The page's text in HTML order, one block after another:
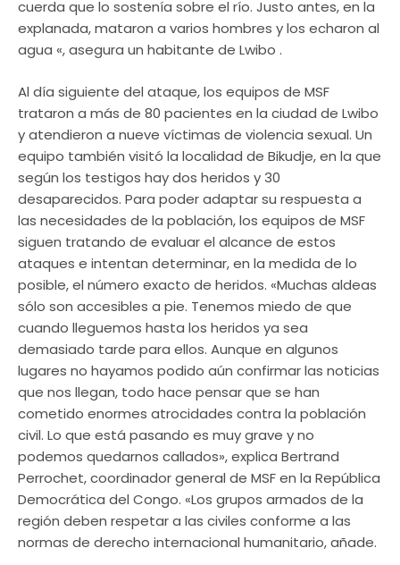
cuerda que lo sostenía sobre el río. Justo antes, en la
explanada, mataron a varios hombres y los echaron al
agua «, asegura un habitante de Lwibo .
Al día siguiente del ataque, los equipos de MSF
trataron a más de 80 pacientes en la ciudad de Lwibo
y atendieron a nueve víctimas de violencia sexual. Un
equipo también visitó la localidad de Bikudje, en la que
según los testigos hay dos heridos y 30
desaparecidos. Para poder adaptar su respuesta a
las necesidades de la población, los equipos de MSF
siguen tratando de evaluar el alcance de estos
ataques e intentan determinar, en la medida de lo
posible, el número exacto de heridos. «Muchas aldeas
sólo son accesibles a pie. Tenemos miedo de que
cuando lleguemos hasta los heridos ya sea
demasiado tarde para ellos. Aunque en algunos
lugares no hayamos podido aún confirmar las noticias
que nos llegan, todo hace pensar que se han
cometido enormes atrocidades contra la población
civil. Lo que está pasando es muy grave y no
podemos quedarnos callados», explica Bertrand
Perrochet, coordinador general de MSF en la República
Democrática del Congo. «Los grupos armados de la
región deben respetar a las civiles conforme a las
normas de derecho internacional humanitario, añade.